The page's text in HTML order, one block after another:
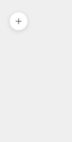
Forstørr